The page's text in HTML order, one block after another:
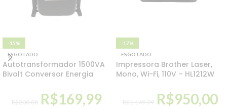
-15%
ESGOTADO
Autotransformador 1500VA
Bivolt Conversor Energia
R$200,00 R$169,99
-17%
ESGOTADO
Impressora Brother Laser,
Mono, Wi-Fi, 110V – HL1212W
R$1.149,99 R$950,00